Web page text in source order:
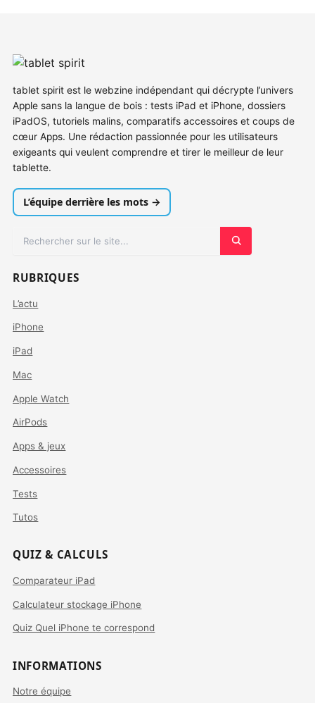
tablet spirit est le webzine indépendant qui décrypte l’univers
Apple sans la langue de bois : tests iPad et iPhone, dossiers
iPadOS, tutoriels malins, comparatifs accessoires et coups de
cœur Apps. Une rédaction passionnée pour les utilisateurs
exigeants qui veulent comprendre et tirer le meilleur de leur
tablette.
L’équipe derrière les mots →
RUBRIQUES
L’actu
iPhone
iPad
Mac
Apple Watch
AirPods
Apps & jeux
Accessoires
Tests
Tutos
QUIZ & CALCULS
Comparateur iPad
Calculateur stockage iPhone
Quiz Quel iPhone te correspond
INFORMATIONS
Notre équipe